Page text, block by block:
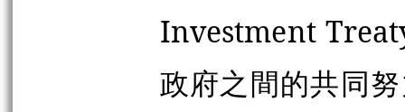
Investment
政府之間的共同